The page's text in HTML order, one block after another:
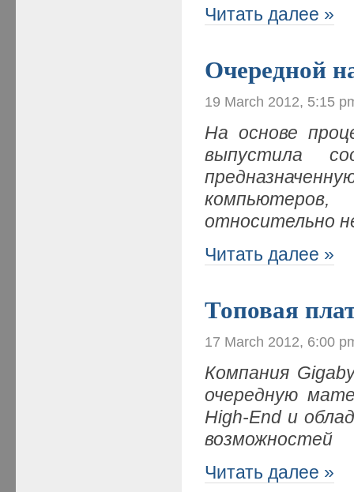
Читать далее »
Очередной
19 March 2012, 5:15
На основе
выпустила
относительно
Читать далее »
Топовая
17 March 2012, 6:00
Компания
очередную
High-End и
возможностей
Читать далее »